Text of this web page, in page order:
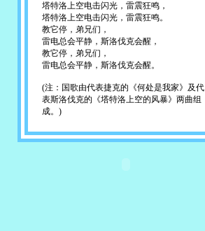
塔特洛上空电击闪光，雷震狂鸣，
塔特洛上空电击闪光，雷震狂鸣。
教它停，弟兄们，
雷电总会平静，斯洛伐克会醒，
教它停，弟兄们，
雷电总会平静，斯洛伐克会醒。
(注：国歌由代表捷克的《何处是我家》及代
表斯洛伐克的《塔特洛上空的风暴》两曲组
成。)